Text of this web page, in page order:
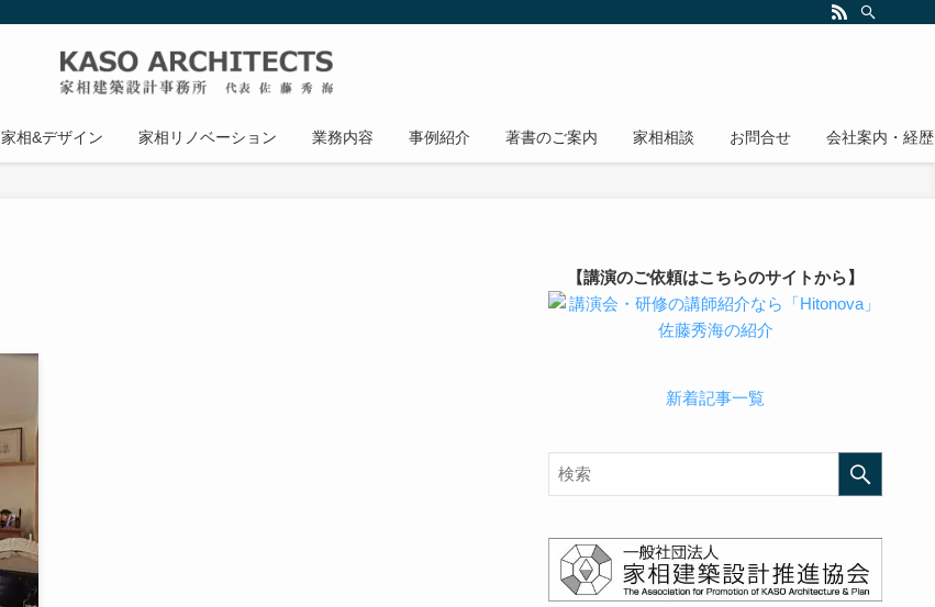
家相&デザイン 家相リノベーション 業務内容 事例紹介 著書のご案内 家相相談 お問合せ 会社案内・経歴
【講演のご依頼はこちらのサイトから】
新着記事一覧